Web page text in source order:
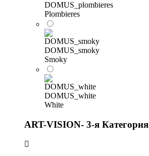
DOMUS_plombieres
Plombieres
DOMUS_smoky
Smoky
DOMUS_white
White
ART-VISION- 3-я Категория